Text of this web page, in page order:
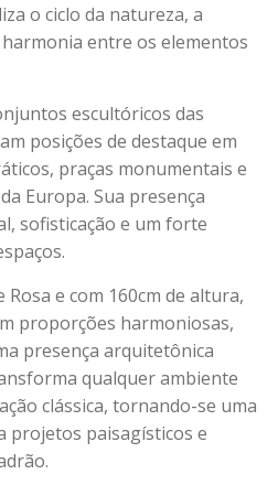
o ciclo da natureza, a
entre os elementos
escultóricos das
posições de destaque em
praças monumentais e
Europa. Sua presença
sofisticação e um forte
e com 160cm de altura,
proporções harmoniosas,
presença arquitetônica
qualquer ambiente
clássica, tornando-se uma
projetos paisagísticos e